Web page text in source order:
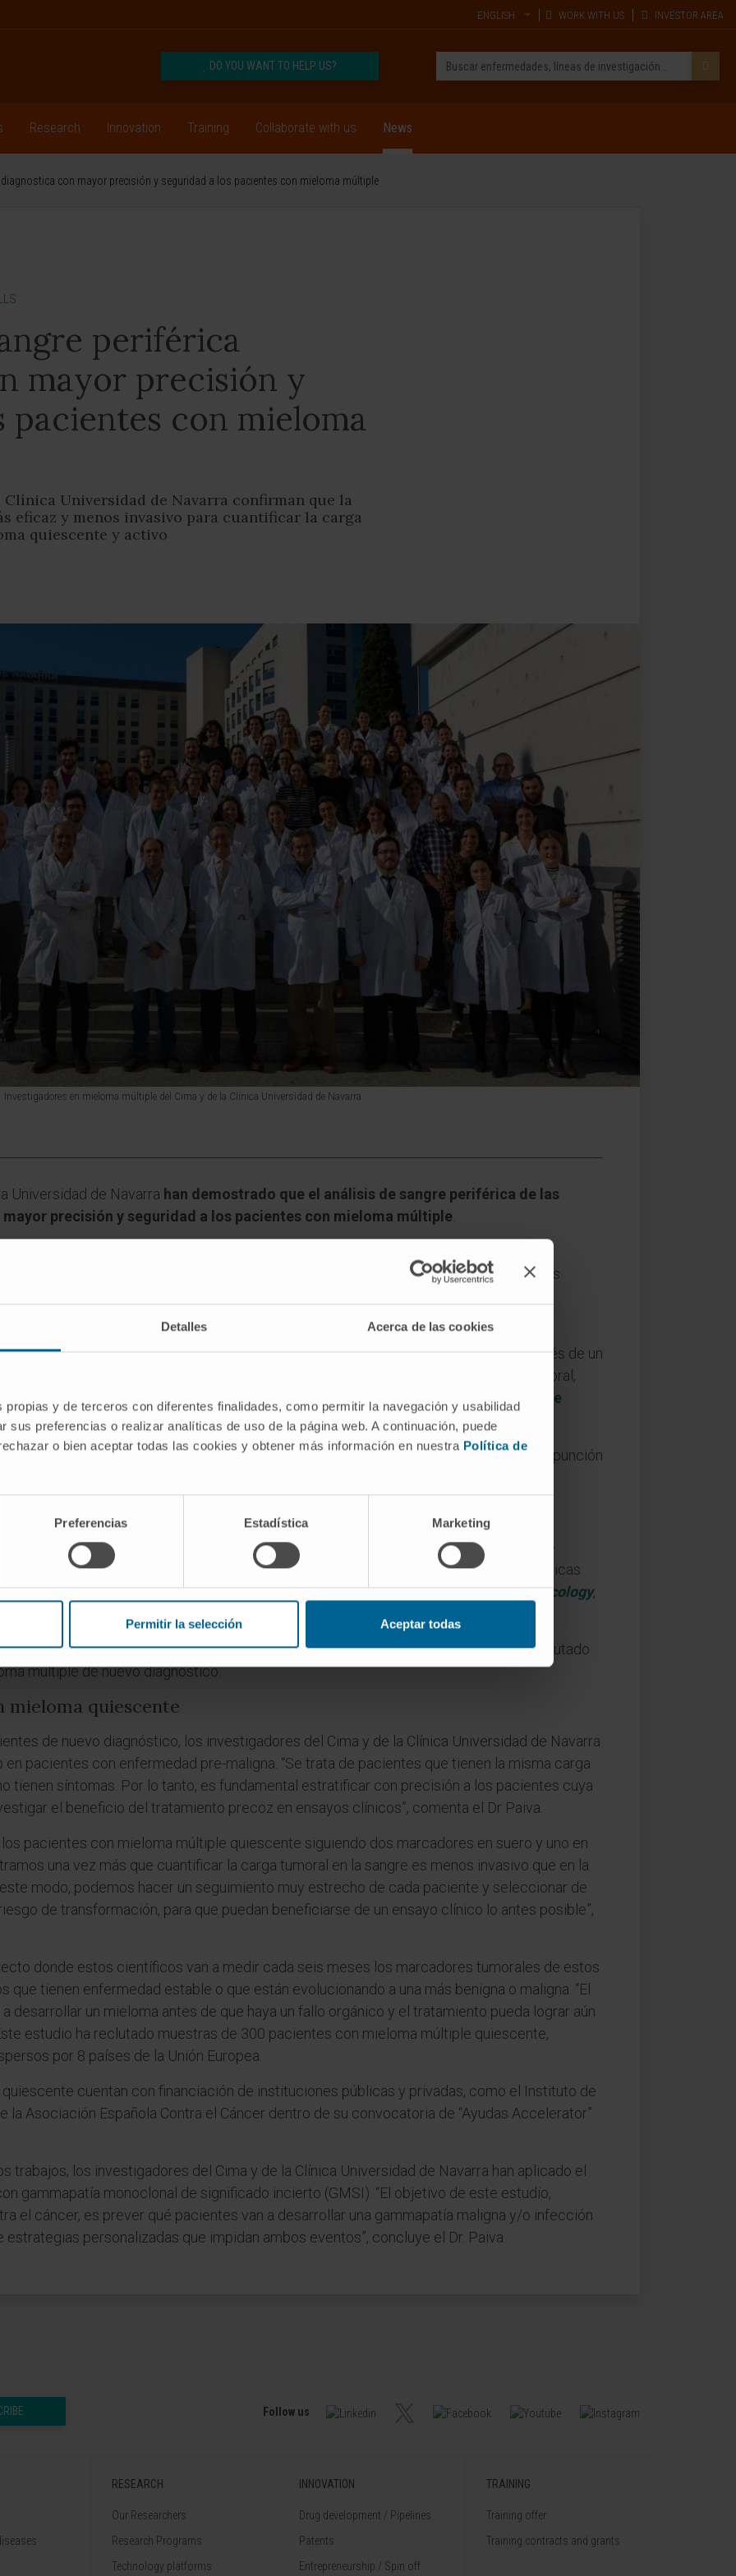
Detalles Acerca de las cookies
propias y de terceros con diferentes finalidades, como permitir la navegación y usabilidad
sus preferencias o realizar analíticas de uso de la página web. A continuación, puede
o bien aceptar todas las cookies y obtener más información en nuestra Política de
Preferencias Estadística Marketing
Permitir la selección Aceptar todas
ENGLISH WORK WITH US INVESTOR AREA
DO YOU WANT TO HELP US?
Research Innovation Training Collaborate with us News
diagnostica con mayor precisión y seguridad a los pacientes con mieloma múltiple
periférica
mayor precisión y
pacientes con mieloma
Universidad de Navarra confirman que la
eficaz y menos invasivo para cuantificar la carga
quiescente y activo
Investigadores en mieloma múltiple del Cima y de la Clínica Universidad de Navarra.
Universidad de Navarra han demostrado que el análisis de sangre periférica de las
precisión y seguridad a los pacientes con mieloma múltiple.
por todo el cuerpo, lo que implica un mal pronóstico para el paciente. Por ello, es
medir en tiempo real la tasa de proliferación y de diseminación del tumor de cada
amplia experiencia en el estudio de biopsia líquida (cuantificación del tumor a través de un
tanto las características genéticas del tumor como el grado de diseminación tumoral,
progresión que tiene el paciente”, explica el
Dr. Bruno Paiva , codirector del Grupo de
de Navarra e investigador del CIBER de Cáncer (CIBERONC).
confirmado que la biopsia líquida es el método más eficaz y menos invasivo que la punción
tumoral en pacientes con mieloma quiescente y activo.
Múltiple, el Dr. Paiva apunta que “este procedimiento puede mejorar el estadiaje e
muy buen pronóstico y otros que, en realidad, tienen una leucemia de células plasmáticas
un tratamiento diferente”. Los resultados se han publicado enJournal of Clinical Oncology,
ámbito de la oncología.
ensayo clínico del Grupo Español de Tratamiento en Hematología (PETHEMA), ha reclutado
múltiple de nuevo diagnóstico.
mieloma quiescente
de nuevo diagnóstico, los investigadores del Cima y de la Clínica Universidad de Navarra
pacientes con enfermedad pre-maligna. “Se trata de pacientes que tienen la misma carga
tienen síntomas. Por lo tanto, es fundamental estratificar con precisión a los pacientes cuya
el beneficio del tratamiento precoz en ensayos clínicos”, comenta el Dr Paiva.
pacientes con mieloma múltiple quiescente siguiendo dos marcadores en suero y uno en
una vez más que cuantificar la carga tumoral en la sangre es menos invasivo que en la
modo, podemos hacer un seguimiento muy estrecho de cada paciente y seleccionar de
de transformación, para que puedan beneficiarse de un ensayo clínico lo antes posible”,
donde estos científicos van a medir cada seis meses los marcadores tumorales de estos
tienen enfermedad estable o que están evolucionando a una más benigna o maligna. “El
desarrollar un mieloma antes de que haya un fallo orgánico y el tratamiento pueda lograr aún
estudio ha reclutado muestras de 300 pacientes con mieloma múltiple quiescente,
por 8 países de la Unión Europea.
cuentan con financiación de instituciones públicas y privadas, como el Instituto de
la Asociación Española Contra el Cáncer dentro de su convocatoria de “Ayudas Accelerator”
trabajos, los investigadores del Cima y de la Clínica Universidad de Navarra han aplicado el
gammapatía monoclonal de significado incierto (GMSI). “El objetivo de este estudio,
el cáncer, es prever qué pacientes van a desarrollar una gammapatía maligna y/o infección
personalizadas que impidan ambos eventos”, concluye el Dr. Paiva.
Follow us
RESEARCH
Our Researchers
Research Programs
Technology platforms
INNOVATION
Drug development / Pipelines
Patents
Entrepreneurship / Spin off
TRAINING
Training offer
Training contracts and grants